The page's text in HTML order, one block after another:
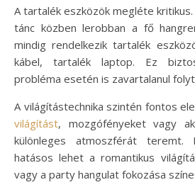
A tartalék eszközök megléte
tánc közben lerobban a fő
mindig rendelkezik tartalék
kábel, tartalék laptop. Ez
probléma esetén is zavartalanul
A világítástechnika szintén fontos
világítást, mozgófényeket vagy
különleges atmoszférát teremt.
hatásos lehet a romantikus
vagy a party hangulat fokozása